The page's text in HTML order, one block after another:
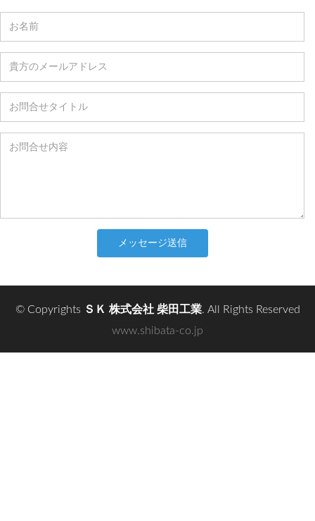
メッセージ送信
© Copyrights ＳＫ 株式会社 柴田工業. All Rights Reserved
www.shibata-co.jp